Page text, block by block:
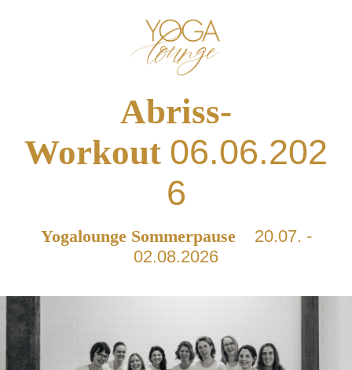
Abriss-
Workout 06.06.202
6
Yogalounge Sommerpause 20.07. -
02.08.2026